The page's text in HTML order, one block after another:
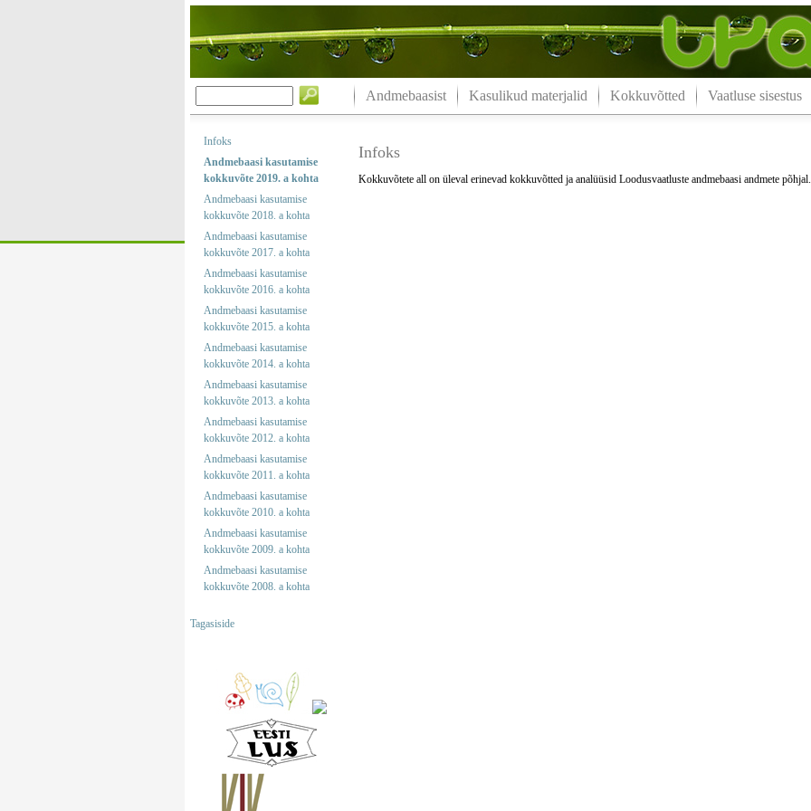
Andmebaasist Kasulikud materjalid Kokkuvõtted Vaatluse sisestus
Infoks
Andmebaasi kasutamise
kokkuvõte 2019. a kohta
Andmebaasi kasutamise
kokkuvõte 2018. a kohta
Andmebaasi kasutamise
kokkuvõte 2017. a kohta
Andmebaasi kasutamise
kokkuvõte 2016. a kohta
Andmebaasi kasutamise
kokkuvõte 2015. a kohta
Andmebaasi kasutamise
kokkuvõte 2014. a kohta
Andmebaasi kasutamise
kokkuvõte 2013. a kohta
Andmebaasi kasutamise
kokkuvõte 2012. a kohta
Andmebaasi kasutamise
kokkuvõte 2011. a kohta
Andmebaasi kasutamise
kokkuvõte 2010. a kohta
Andmebaasi kasutamise
kokkuvõte 2009. a kohta
Andmebaasi kasutamise
kokkuvõte 2008. a kohta
Tagasiside
Infoks
Kokkuvõtete all on üleval erinevad kokkuvõtted ja analüüsid Loodusvaatluste andmebaasi andmete põhjal.